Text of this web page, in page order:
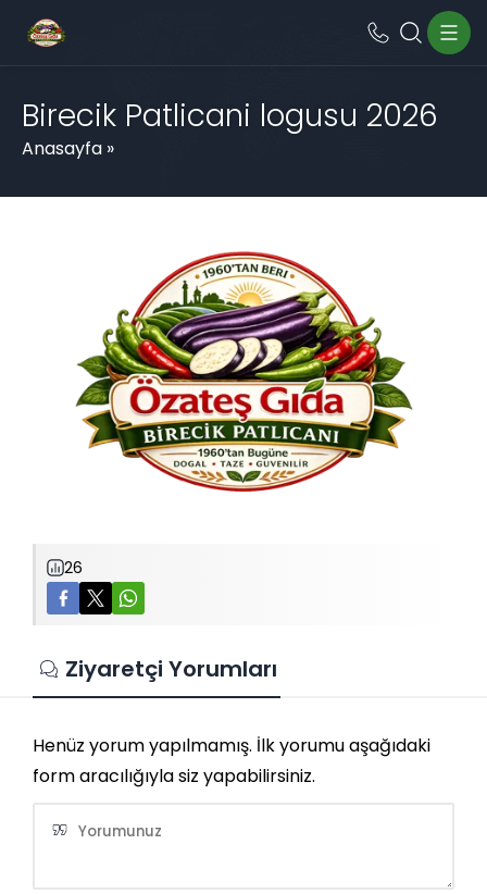
Birecik Patlicani logusu 2026
Anasayfa »
26
Ziyaretçi Yorumları
Henüz yorum yapılmamış. İlk yorumu aşağıdaki
form aracılığıyla siz yapabilirsiniz.